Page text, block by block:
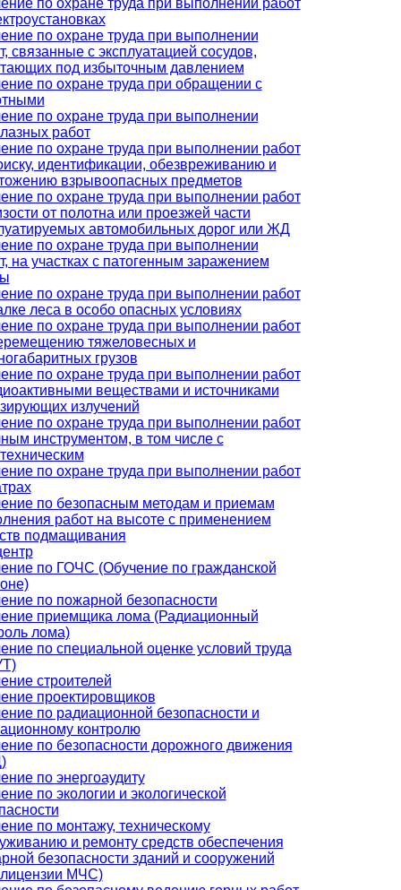
по охране труда при выполнении
связанные с эксплуатацией сосудов,
под избыточным давлением
по охране труда при обращении с
по охране труда при выполнении
работ
по охране труда при выполнении работ
идентификации, обезвреживанию и
взрывоопасных предметов
по охране труда при выполнении работ
от полотна или проезжей части
автомобильных дорог или ЖД
по охране труда при выполнении
на участках с патогенным заражением
по охране труда при выполнении работ
леса в особо опасных условиях
по охране труда при выполнении работ
тяжеловесных и
грузов
по охране труда при выполнении работ
веществами и источниками
излучений
по охране труда при выполнении работ
инструментом, в том числе с
по охране труда при выполнении работ
по безопасным методам и приемам
работ на высоте с применением
подмащивания
по ГОЧС (Обучение по гражданской
по пожарной безопасности
приемщика лома (Радиационный
лома)
по специальной оценке условий труда
строителей
проектировщиков
по радиационной безопасности и
контролю
по безопасности дорожного движения
по энергоаудиту
по экологии и экологической
по монтажу, техническому
и ремонту средств обеспечения
безопасности зданий и сооружений
МЧС)